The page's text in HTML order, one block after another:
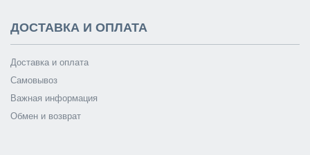
ДОСТАВКА И ОПЛАТА
Доставка и оплата
Самовывоз
Важная информация
Обмен и возврат